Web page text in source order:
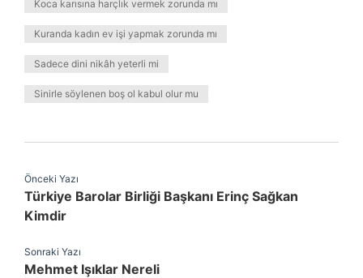
Koca karısına harçlık vermek zorunda mı
Kuranda kadın ev işi yapmak zorunda mı
Sadece dini nikâh yeterli mi
Sinirle söylenen boş ol kabul olur mu
Önceki Yazı
Türkiye Barolar Birliği Başkanı Erinç Sağkan
Kimdir
Sonraki Yazı
Mehmet Işıklar Nereli